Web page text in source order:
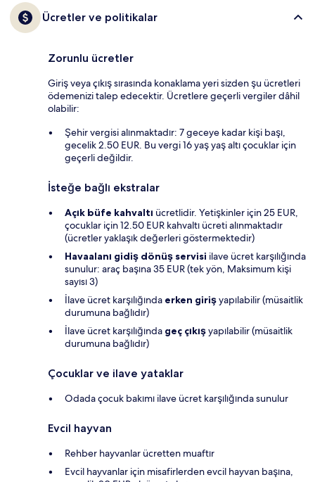
Ücretler ve politikalar
Zorunlu ücretler
Giriş veya çıkış sırasında konaklama yeri sizden şu ücretleri
ödemenizi talep edecektir. Ücretlere geçerli vergiler dâhil
olabilir:
Şehir vergisi alınmaktadır: 7 geceye kadar kişi başı,
gecelik 2.50 EUR. Bu vergi 16 yaş yaş altı çocuklar için
geçerli değildir.
İsteğe bağlı ekstralar
Açık büfe kahvaltı ücretlidir. Yetişkinler için 25 EUR,
çocuklar için 12.50 EUR kahvaltı ücreti alınmaktadır
(ücretler yaklaşık değerleri göstermektedir)
Havaalanı gidiş dönüş servisi ilave ücret karşılığında
sunulur: araç başına 35 EUR (tek yön, Maksimum kişi
sayısı 3)
İlave ücret karşılığında erken girişyapılabilir (müsaitlik
durumuna bağlıdır)
İlave ücret karşılığında geç çıkışyapılabilir (müsaitlik
durumuna bağlıdır)
Çocuklar ve ilave yataklar
Odada çocuk bakımı ilave ücret karşılığında sunulur
Evcil hayvan
Rehber hayvanlar ücretten muaftır
Evcil hayvanlar için misafirlerden evcil hayvan başına,